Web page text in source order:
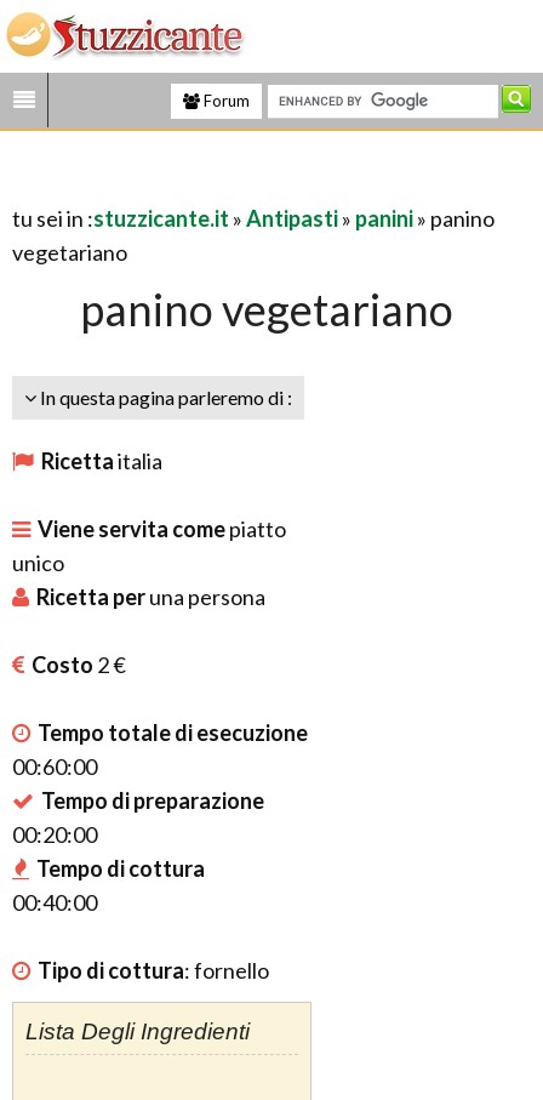
Forum
tu sei in :stuzzicante.it »Antipasti» panini» panino
vegetariano
panino vegetariano
In questa pagina parleremo di :
Ricettaitalia
Viene servita comepiatto
unico
Ricetta peruna persona
Costo 2 €
Tempo totale di esecuzione
00:60:00
Tempo di preparazione
00:20:00
Tempo di cottura
00:40:00
Tipo di cottura:fornello
Lista Degli Ingredienti